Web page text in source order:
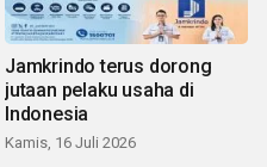
Jamkrindo terus dorong
jutaan pelaku usaha di
Indonesia
Kamis, 16 Juli 2026